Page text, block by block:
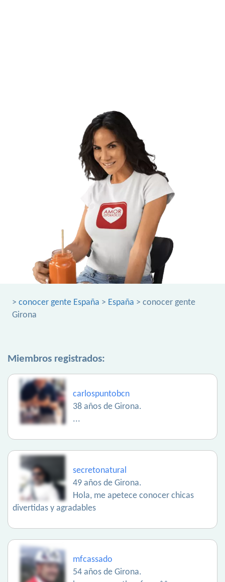
> conocer gente España > España > conocer gente
Girona
Miembros registrados:
carlospuntobcn
38 años de Girona.
...
secretonatural
49 años de Girona.
Hola, me apetece conocer chicas
divertidas y agradables
mfcassado
54 años de Girona.